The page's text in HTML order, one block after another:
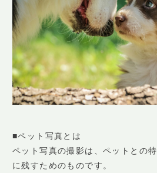
■ペット写真とは
ペット写真の撮影は、ペットとの
に残すためのものです。